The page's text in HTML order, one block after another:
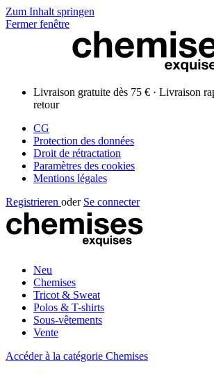
Zum Inhalt springen
Fermer fenêtre
Livraison gratuite dès 75 € · Livraison
retour
CG
Protection des données
Droit de rétractation
Paramètres des cookies
Mentions légales
Registrieren oder Se connecter
Neu
Chemises
Tricot & Sweat
Polos & T-shirts
Sous-vêtements
Vente
Accéder à la catégorie Chemises